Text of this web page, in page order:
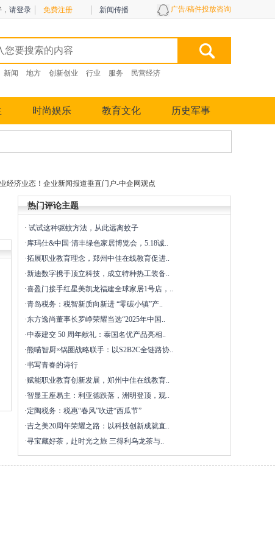
请登录 免费注册 新闻传播 广告/稿件投放咨询
新闻 地方 创新创业 行业 服务 民营经济
时尚娱乐 教育文化 历史军事
经济业态！企业新闻报道垂直门户-中企网观点
热门评论主题
· 试试这种驱蚊方法，从此远离蚊子
·库玛仕&中国·清丰绿色家居博览会，5.18诚..
·拓展职业教育理念，郑州中佳在线教育促进..
·新迪数字携手顶立科技，成立特种热工装备..
·喜盈门接手红星美凯龙福建全球家居1号店，..
·青岛税务：税智新质向新进 “零碳小镇”产..
·东方逸尚董事长罗峥荣耀当选“2025年中国..
·中泰建交 50 周年献礼：泰国名优产品亮相..
·熊喵智厨×锅圈战略联手：以S2B2C全链路协..
·书写青春的诗行
·赋能职业教育创新发展，郑州中佳在线教育..
·智显王座易主：利亚德跌落，洲明登顶，观..
·定陶税务：税惠“春风”吹进“西瓜节”
·吉之美20周年荣耀之路：以科技创新成就直..
·寻宝藏好茶，赴时光之旅 三得利乌龙茶与..